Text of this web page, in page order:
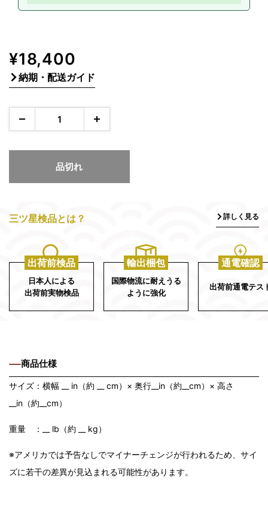
販
売
価
格
¥18,400
納期・配送ガイド
品切れ
三ツ星検品とは？ 詳しく見る
出荷前検品
日本人による
出荷前実物検品
輸出梱包
国際物流に耐えうる
ように強化
通電確認
出荷前通電テス
商品仕様
サイズ：横幅 __ in（約 __ cm）× 奥行__in（約__cm）× 高さ
__in（約__cm）
重量 ：__ lb（約 __ kg）
※アメリカでは予告なしでマイナーチェンジが行われるため、サイ
ズに若干の差異が見込まれる可能性があります。